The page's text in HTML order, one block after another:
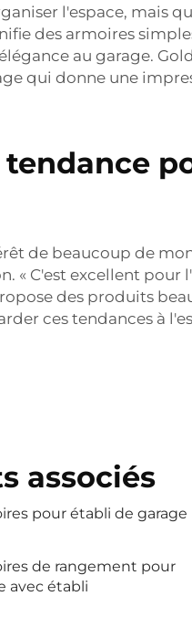
l'espace, mais
des armoires
au garage.
qui donne une
de beaucoup de
« C'est excellent
des produits
ces tendances à
associés
pour établi de garage
de rangement pour
avec établi